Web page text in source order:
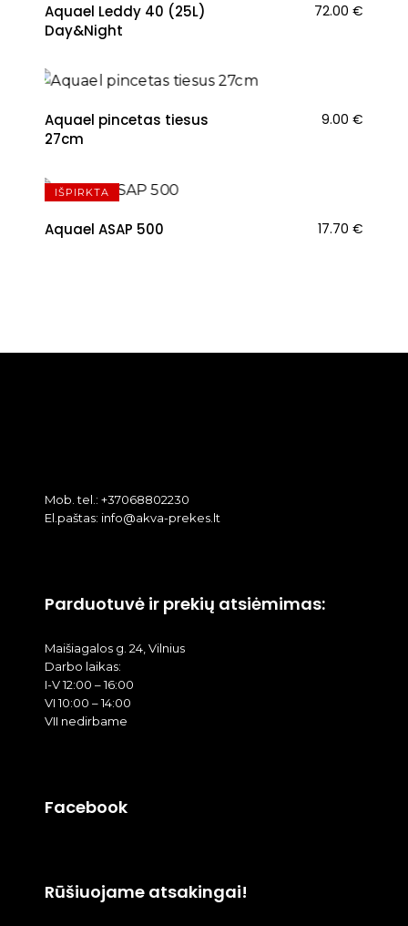
Aquael Leddy 40 (25L)
Day&Night
72.00 €
Aquael pincetas tiesus
27cm
9.00 €
IŠPIRKTA
Aquael ASAP 500 17.70 €
Mob. tel.: +37068802230
El.paštas: info@akva-prekes.lt
Parduotuvė ir prekių atsiėmimas:
Maišiagalos g. 24, Vilnius
Darbo laikas:
I-V 12:00 – 16:00
VI 10:00 – 14:00
VII nedirbame
Facebook
Rūšiuojame atsakingai!